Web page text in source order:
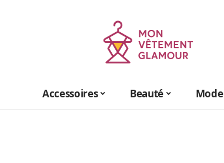
Accessoires Beauté Mode